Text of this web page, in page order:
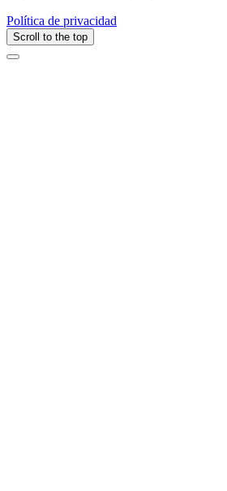
Política de privacidad
Scroll to the top